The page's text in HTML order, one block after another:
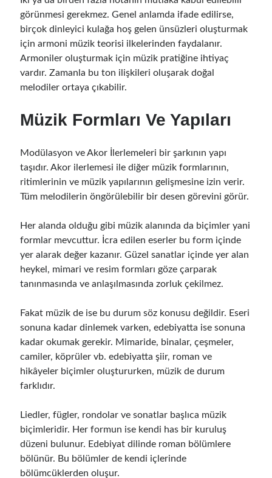
görünmesi gerekmez. Genel anlamda ifade edilirse,
birçok dinleyici kulağa hoş gelen ünsüzleri oluşturmak
için armoni müzik teorisi ilkelerinden faydalanır.
Armoniler oluşturmak için müzik pratiğine ihtiyaç
vardır. Zamanla bu ton ilişkileri oluşarak doğal
melodiler ortaya çıkabilir.
Müzik Formları Ve Yapıları
Modülasyon ve Akor İlerlemeleri bir şarkının yapı
taşıdır. Akor ilerlemesi ile diğer müzik formlarının,
ritimlerinin ve müzik yapılarının gelişmesine izin verir.
Tüm melodilerin öngörülebilir bir desen görevini görür.
Her alanda olduğu gibi müzik alanında da biçimler yani
formlar mevcuttur. İcra edilen eserler bu form içinde
yer alarak değer kazanır. Güzel sanatlar içinde yer alan
heykel, mimari ve resim formları göze çarparak
tanınmasında ve anlaşılmasında zorluk çekilmez.
Fakat müzik de ise bu durum söz konusu değildir. Eseri
sonuna kadar dinlemek varken, edebiyatta ise sonuna
kadar okumak gerekir. Mimaride, binalar, çeşmeler,
camiler, köprüler vb. edebiyatta şiir, roman ve
hikâyeler biçimler oluştururken, müzik de durum
farklıdır.
Liedler, fügler, rondolar ve sonatlar başlıca müzik
biçimleridir. Her formun ise kendi has bir kuruluş
düzeni bulunur. Edebiyat dilinde roman bölümlere
bölünür. Bu bölümler de kendi içlerinde
bölümcüklerden oluşur.